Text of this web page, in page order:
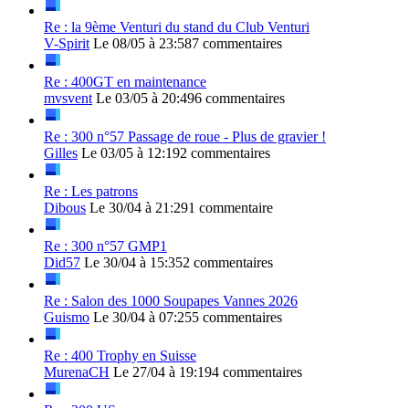
Re : la 9ème Venturi du stand du Club Venturi
V-Spirit Le 08/05 à 23:587 commentaires
Re : 400GT en maintenance
mvsvent Le 03/05 à 20:496 commentaires
Re : 300 n°57 Passage de roue - Plus de gravier !
Gilles Le 03/05 à 12:192 commentaires
Re : Les patrons
Dibous Le 30/04 à 21:291 commentaire
Re : 300 n°57 GMP1
Did57 Le 30/04 à 15:352 commentaires
Re : Salon des 1000 Soupapes Vannes 2026
Guismo Le 30/04 à 07:255 commentaires
Re : 400 Trophy en Suisse
MurenaCH Le 27/04 à 19:194 commentaires